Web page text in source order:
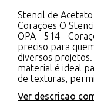
Stencil de
Corações O
OPA - 514 -
preciso para
diversos
material é ideal
de texturas,
Ver descricao